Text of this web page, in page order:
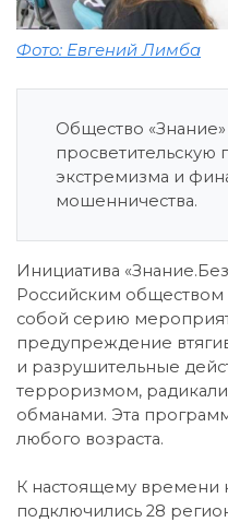
Фото: Евгений Лимба
Общество
просветительскую
экстремизма и
мошенничества.
Инициатива
Российским обществом
собой серию
предупреждение
и разрушительные
терроризмом,
обманами. Эта
любого возраста.
К настоящему времени
подключились 28